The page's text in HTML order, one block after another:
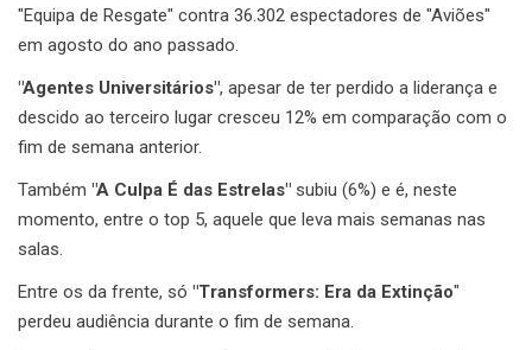
"Equipa de Resgate" contra 36.302 espectadores de "Aviões"
em agosto do ano passado.
"Agentes Universitários", apesar de ter perdido a liderança e
descido ao terceiro lugar cresceu 12% em comparação com o
fim de semana anterior.
Também "A Culpa É das Estrelas" subiu (6%) e é, neste
momento, entre o top 5, aquele que leva mais semanas nas
salas.
Entre os da frente, só "Transformers: Era da Extinção"
perdeu audiência durante o fim de semana.